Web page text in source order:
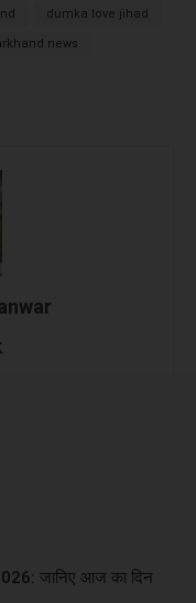
dumka love jihad
news
जानिए आज का दिन